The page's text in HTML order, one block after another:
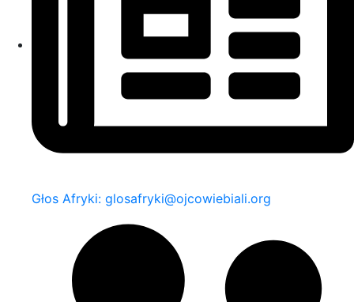
Głos Afryki: glosafryki@ojcowiebiali.org